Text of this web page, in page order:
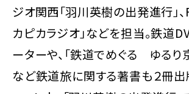
ジオ関西「羽川英樹の出発進行」
カピカラジオ」などを担当。鉄道
ーターや、「鉄道でめぐる ゆるり
など鉄道旅に関する著書も２冊出